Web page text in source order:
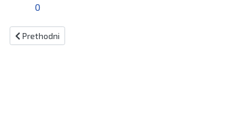
0
Prethodni članak: Kreće operacija Mađarska
Prethodni